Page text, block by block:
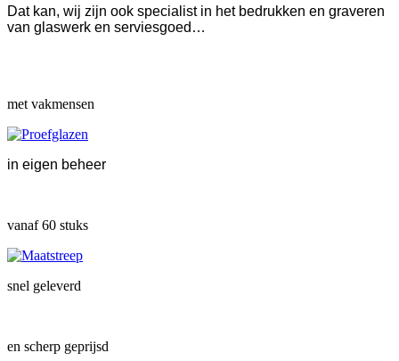
Dat kan, wij zijn ook specialist in het bedrukken en graveren
van glaswerk en serviesgoed…
met vakmensen
in eigen beheer
vanaf 60 stuks
snel geleverd
en scherp geprijsd